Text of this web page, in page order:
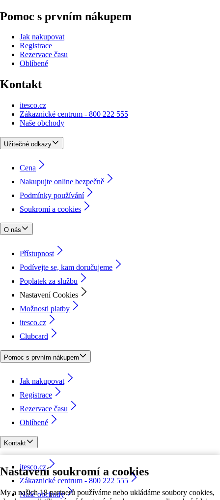
Nastavení soukromí a cookies
My a našich 18 partnerů používáme nebo ukládáme soubory cookies,
Pomoc s prvním nákupem
Jak nakupovat
Registrace
Rezervace času
Oblíbené
Kontakt
itesco.cz
Zákaznické centrum - 800 222 555
Naše obchody
Užitečné odkazy
Cena
Nakupujte online bezpečně
Podmínky používání
Soukromí a cookies
O nás
Přístupnost
Podívejte se, kam doručujeme
Poplatek za službu
Nastavení Cookies
Možnosti platby
itesco.cz
Clubcard
Pomoc s prvním nákupem
Jak nakupovat
Registrace
Rezervace času
Oblíbené
Kontakt
itesco.cz
Zákaznické centrum - 800 222 555
Naše obchody